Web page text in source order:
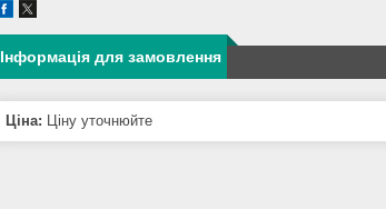
Інформація для замовлення
Ціна: Ціну уточнюйте